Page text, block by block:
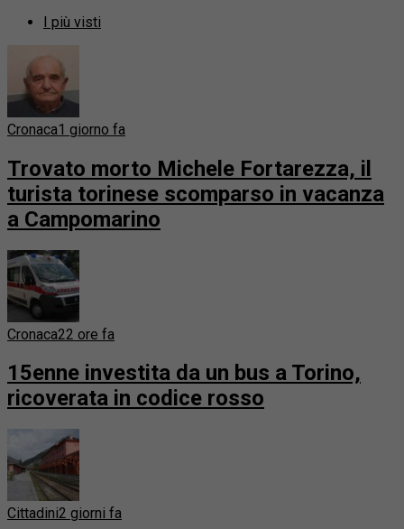
I più visti
Cronaca1 giorno fa
Trovato morto Michele Fortarezza, il
turista torinese scomparso in vacanza
a Campomarino
Cronaca22 ore fa
15enne investita da un bus a Torino,
ricoverata in codice rosso
Cittadini2 giorni fa